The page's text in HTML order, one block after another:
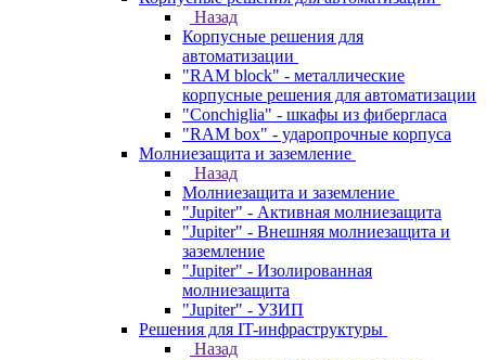
Назад
Корпусные решения для
автоматизации
"RAM block" - металлические
корпусные решения для автоматизации
"Conchiglia" - шкафы из фибергласа
"RAM box" - ударопрочные корпуса
Молниезащита и заземление
Назад
Молниезащита и заземление
"Jupiter" - Активная молниезащита
"Jupiter" - Внешняя молниезащита и
заземление
"Jupiter" - Изолированная
молниезащита
"Jupiter" - УЗИП
Решения для IT-инфраструктуры
Назад